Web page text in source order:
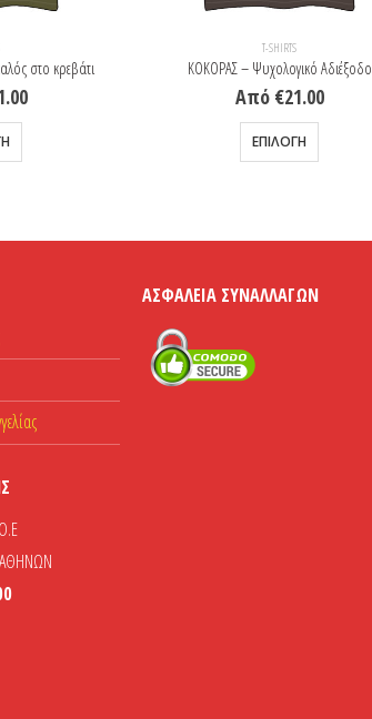
στο κρεβάτι
Αυτό το προϊόν έχει πολλαπλές παραλλαγές. Οι επιλογές μπορούν να επιλεγούν στη σελίδα του προϊόντος
T-SHIRTS
ΚΟΚΟΡΑΣ – Ψυχολογικό Αδιέξοδο
Από €21.00
ΕΠΙΛΟΓΉ
Αυτό το προϊόν έχει πολλαπλές παραλλαγές. Οι επιλογές μπορούν να επιλεγούν στη σελίδα του προϊόντος
ΑΘΗΝΩΝ
ΑΣΦΆΛΕΙΑ ΣΥΝΑΛΛΑΓΏΝ